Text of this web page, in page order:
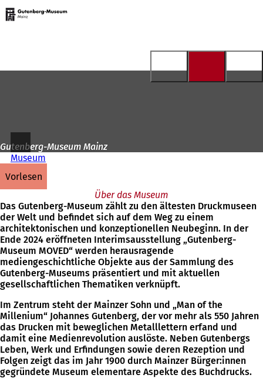
Inhalt anspringen
Zur
Startseite
Gutenberg-Museum Mainz
Museum
vorlesen
Über das Museum
Das Gutenberg-Museum zählt zu den ältesten Druckmuseen
der Welt und befindet sich auf dem Weg zu einem
architektonischen und konzeptionellen Neubeginn. In der
Ende 2024 eröffneten Interimsausstellung „Gutenberg-
Museum MOVED“ werden herausragende
mediengeschichtliche Objekte aus der Sammlung des
Gutenberg-Museums präsentiert und mit aktuellen
gesellschaftlichen Thematiken verknüpft.
Im Zentrum steht der Mainzer Sohn und „Man of the
Millenium“ Johannes Gutenberg, der vor mehr als 550 Jahren
das Drucken mit beweglichen Metalllettern erfand und
damit eine Medienrevolution auslöste. Neben Gutenbergs
Leben, Werk und Erfindungen sowie deren Rezeption und
Folgen zeigt das im Jahr 1900 durch Mainzer Bürger:innen
gegründete Museum elementare Aspekte des Buchdrucks.